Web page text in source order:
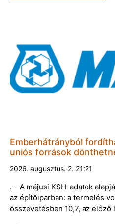
Emberhátrányból
uniós források
2026. augusztus. 2. 21:21
. – A májusi KSH-adatok
az építőiparban: a termelés
összevetésben 10,7, az